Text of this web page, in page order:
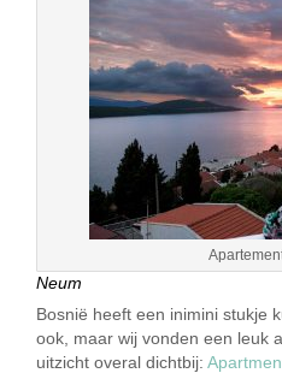
Neum
Bosnië heeft een inimini stukje
ook, maar wij vonden een leuk
uitzicht overal dichtbij: